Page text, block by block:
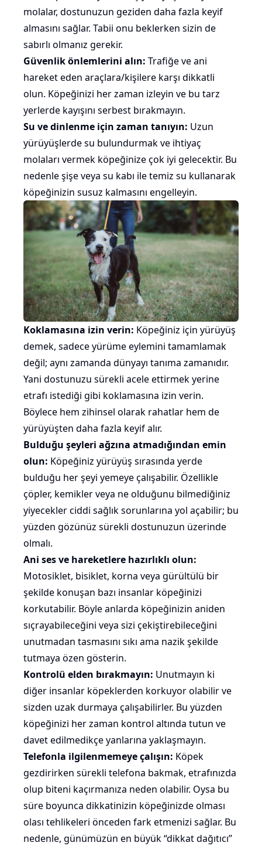
molalar, dostunuzun geziden daha fazla keyif
almasını sağlar. Tabii onu beklerken sizin de
sabırlı olmanız gerekir.
Güvenlik önlemlerini alın: Trafiğe ve ani
hareket eden araçlara/kişilere karşı dikkatli
olun. Köpeğinizi her zaman izleyin ve bu tarz
yerlerde kayışını serbest bırakmayın.
Su ve dinlenme için zaman tanıyın: Uzun
yürüyüşlerde su bulundurmak ve ihtiyaç
molaları vermek köpeğinize çok iyi gelecektir. Bu
nedenle şişe veya su kabı ile temiz su kullanarak
köpeğinizin susuz kalmasını engelleyin.
Koklamasına izin verin: Köpeğiniz için yürüyüş
demek, sadece yürüme eylemini tamamlamak
değil; aynı zamanda dünyayı tanıma zamanıdır.
Yani dostunuzu sürekli acele ettirmek yerine
etrafı istediği gibi koklamasına izin verin.
Böylece hem zihinsel olarak rahatlar hem de
yürüyüşten daha fazla keyif alır.
Bulduğu şeyleri ağzına atmadığından emin
olun: Köpeğiniz yürüyüş sırasında yerde
bulduğu her şeyi yemeyeçalışabilir. Özellikle
çöpler, kemikler veya ne olduğunu bilmediğiniz
yiyecekler ciddi sağlık sorunlarına yol açabilir; bu
yüzden gözünüz sürekli dostunuzun üzerinde
olmalı.
Ani ses ve hareketlere hazırlıklı olun:
Motosiklet, bisiklet, korna veya gürültülü bir
şekilde konuşan bazı insanlar köpeğinizi
korkutabilir. Böyle anlarda köpeğinizin aniden
sıçrayabileceğini veya sizi çekiştirebileceğini
unutmadan tasmasını sıkı ama nazik şekilde
tutmaya özen gösterin.
Kontrolü elden bırakmayın: Unutmayın ki
diğer insanlar köpeklerden korkuyor olabilir ve
sizden uzak durmaya çalışabilirler. Bu yüzden
köpeğinizi her zaman kontrol altında tutun ve
davet edilmedikçe yanlarına yaklaşmayın.
Telefonla ilgilenmemeye çalışın: Köpek
gezdirirken sürekli telefona bakmak, etrafınızda
olup biteni kaçırmanıza neden olabilir. Oysa bu
süre boyunca dikkatinizin köpeğinizde olması
olası tehlikeleri önceden fark etmenizi sağlar. Bu
nedenle, günümüzün en büyük “dikkat dağıtıcı”